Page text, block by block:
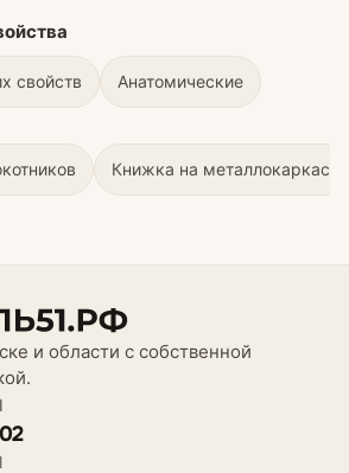
свойств Анатомические
Книжка на металлокаркасе
и области с собственной